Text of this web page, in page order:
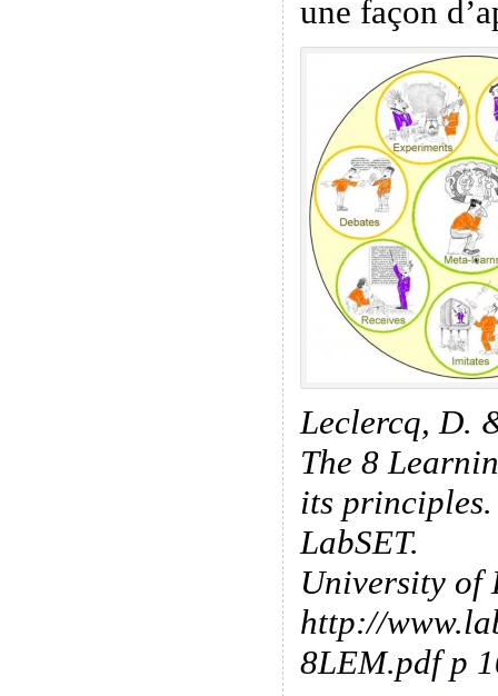
une façon
Leclercq, D.
The 8
its principles.
LabSET.
University of
http://
8LEM.pdf p